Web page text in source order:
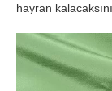
hayran